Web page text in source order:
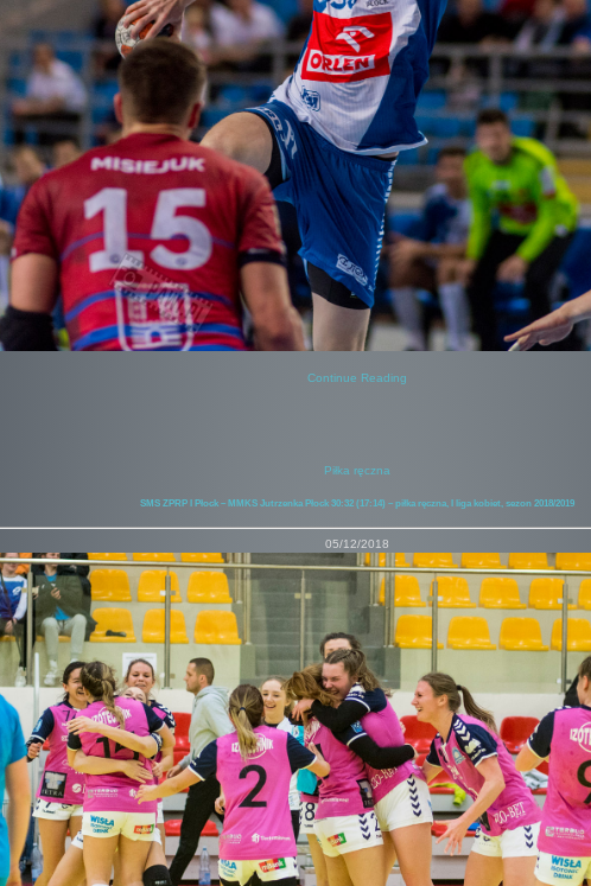
Continue Reading
Piłka ręczna
SMS ZPRP I Płock – MMKS Jutrzenka Płock 30:32 (17:14) – piłka ręczna, I liga kobiet, sezon 2018/2019
05/12/2018